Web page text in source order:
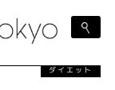
ダイエット